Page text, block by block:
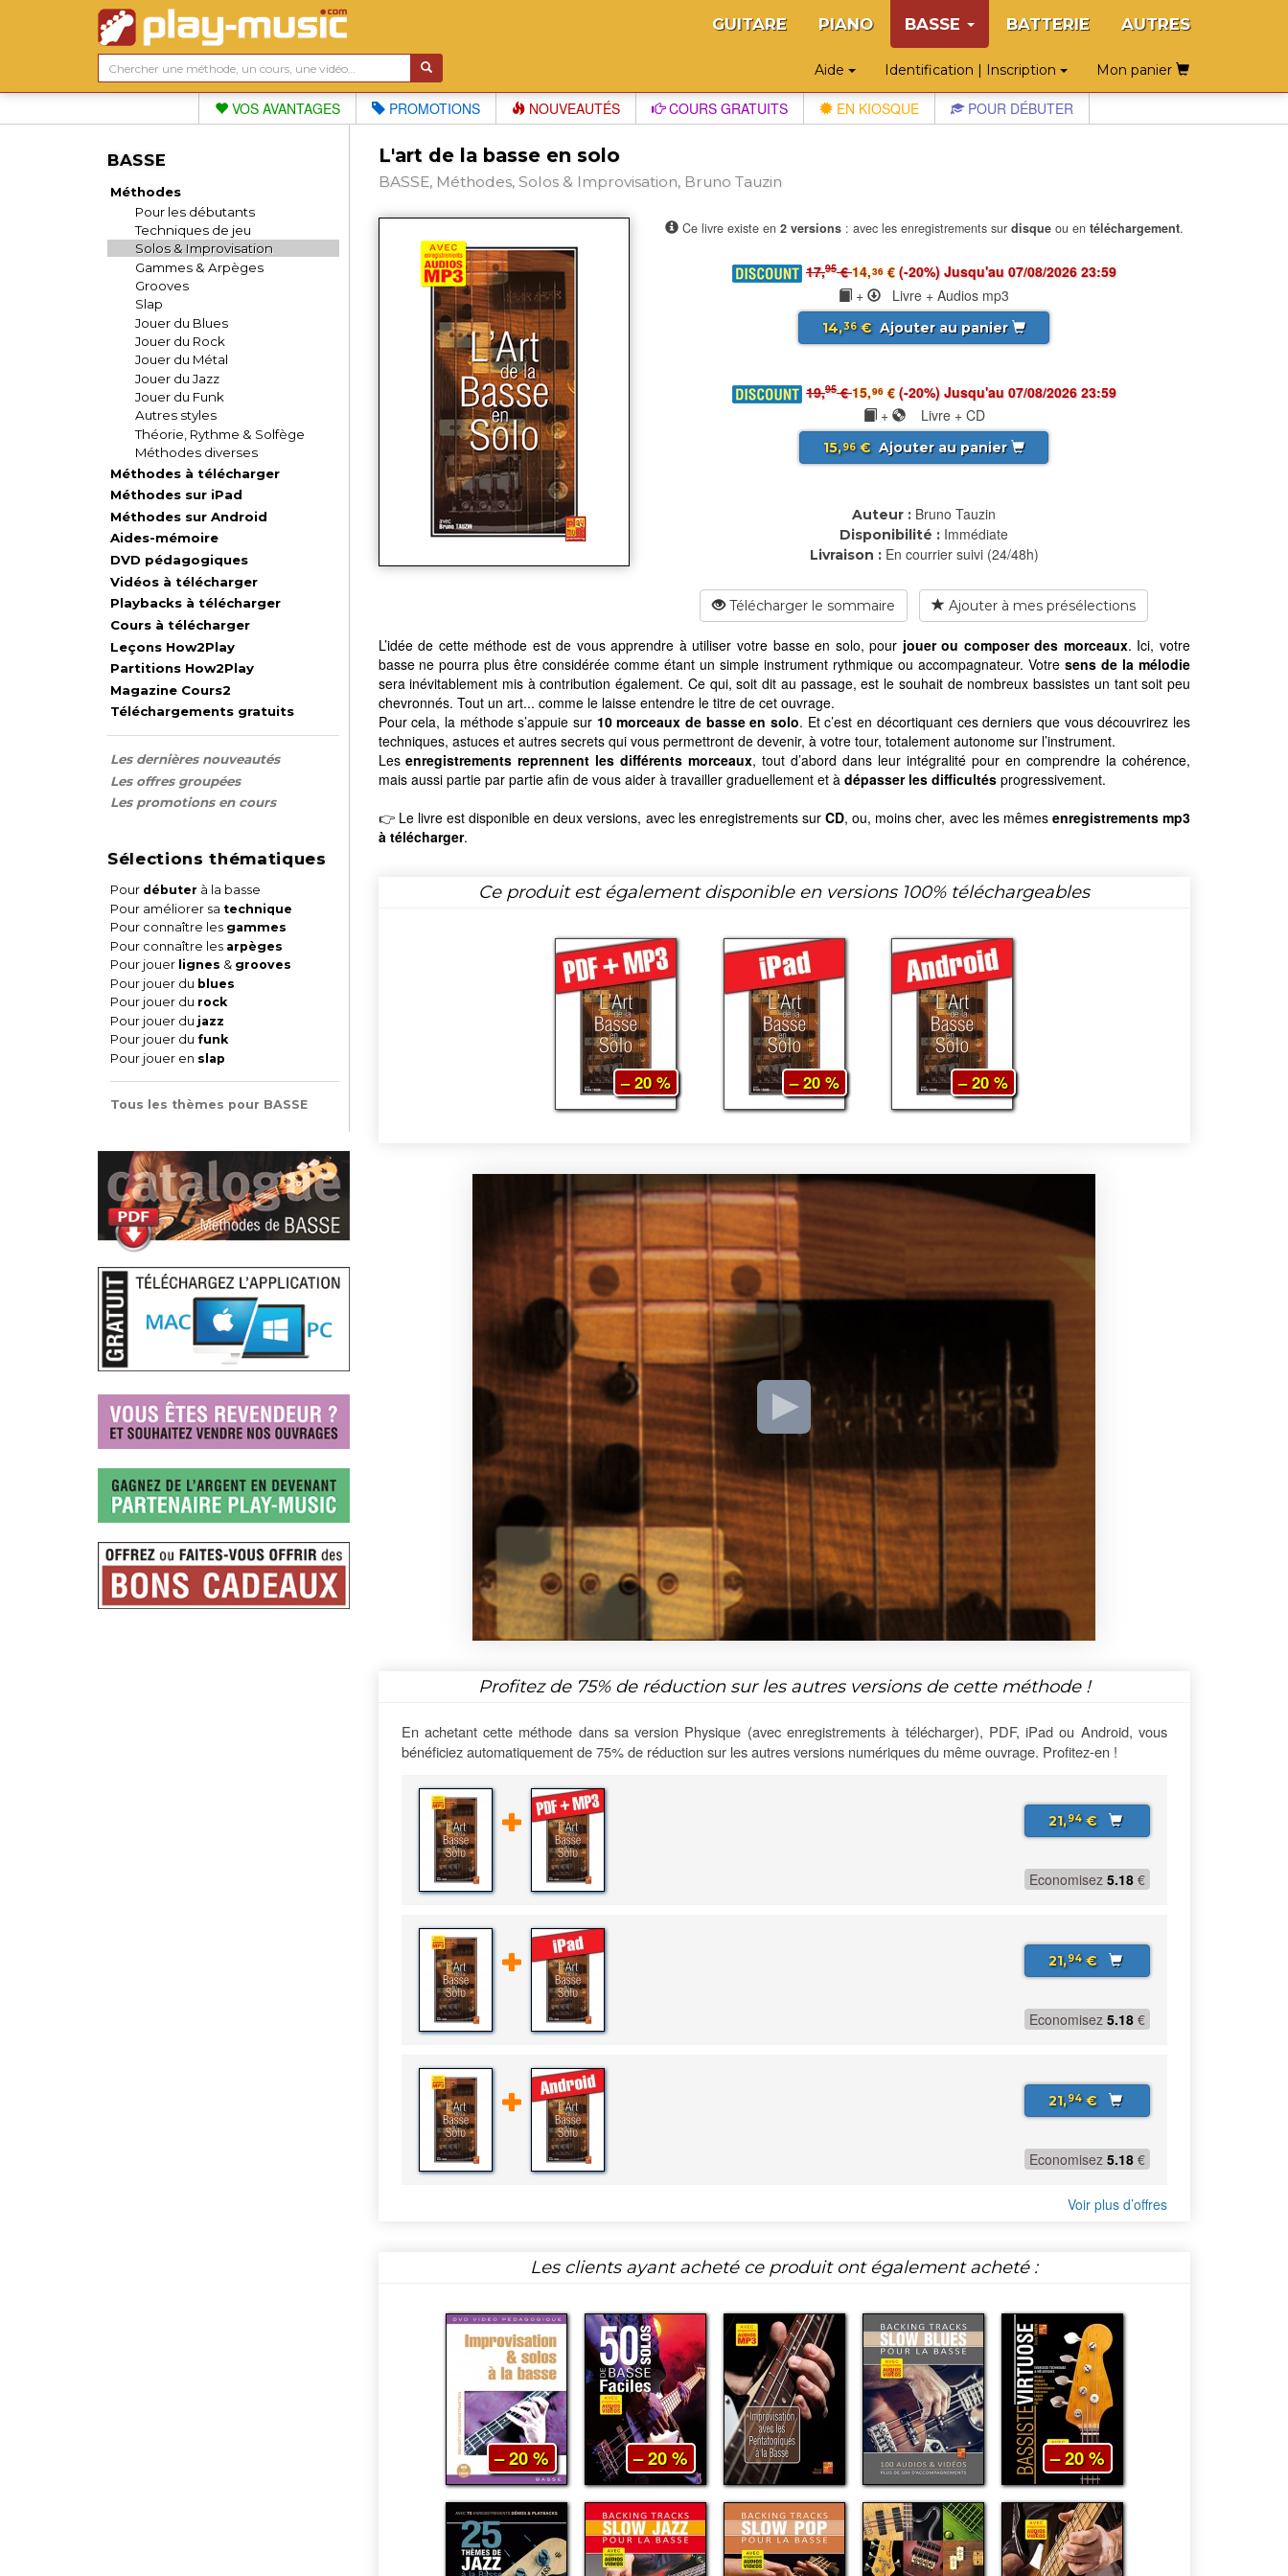
GUITARE PIANO BASSE BATTERIE AUTRES
Aide Identification | Inscription Mon panier
VOS AVANTAGES PROMOTIONS NOUVEAUTÉS COURS GRATUITS EN KIOSQUE POUR DÉBUTER
BASSE
Méthodes
Pour les débutants
Techniques de jeu
Solos & Improvisation
Gammes & Arpèges
Grooves
Slap
Jouer du Blues
Jouer du Rock
Jouer du Métal
Jouer du Jazz
Jouer du Funk
Autres styles
Théorie, Rythme & Solfège
Méthodes diverses
Méthodes à télécharger
Méthodes sur iPad
Méthodes sur Android
Aides-mémoire
DVD pédagogiques
Vidéos à télécharger
Playbacks à télécharger
Cours à télécharger
Leçons How2Play
Partitions How2Play
Magazine Cours2
Téléchargements gratuits
Les dernières nouveautés
Les offres groupées
Les promotions en cours
Sélections thématiques
Pour débuter à la basse
Pour améliorer sa technique
Pour connaître les gammes
Pour connaître les arpèges
Pour jouer lignes & grooves
Pour jouer du blues
Pour jouer du rock
Pour jouer du jazz
Pour jouer du funk
Pour jouer en slap
Tous les thèmes pour BASSE
L'art de la basse en solo
BASSE, Méthodes, Solos & Improvisation, Bruno Tauzin
Ce livre existe en 2 versions: avec les enregistrements sur disqueou en téléchargement.
17,95€14,36€(-20%) Jusqu'au 07/08/2026 23:59
+
Livre + Audios mp3
14,36€ Ajouter au panier
19,95€15,96€(-20%) Jusqu'au 07/08/2026 23:59
+
Livre + CD
15,96€ Ajouter au panier
Auteur : Bruno Tauzin
Disponibilité : Immédiate
Livraison : En courrier suivi (24/48h)
Télécharger le sommaire Ajouter à mes présélections
L’idée de cette méthode est de vous apprendre à utiliser votre basse en solo, pour jouer ou composer des morceaux. Ici, votre
basse ne pourra plus être considérée comme étant un simple instrument rythmique ou accompagnateur. Votresens de la mélodie
sera inévitablement mis à contribution également. Ce qui, soit dit au passage, est le souhait de nombreux bassistes un tant soit peu
chevronnés. Tout un art... comme le laisse entendre le titre de cet ouvrage.
Pour cela, la méthode s’appuie sur 10 morceaux de basse en solo. Et c’est en décortiquant ces derniers que vous découvrirez les
techniques, astuces et autres secrets qui vous permettront de devenir, à votre tour, totalement autonome sur l’instrument.
Lesenregistrements reprennent les différents morceaux, tout d’abord dans leur intégralité pour en comprendre la cohérence,
mais aussi partie par partie afin de vous aider à travailler graduellement et à dépasser les difficultésprogressivement.
👉 Le livre est disponible en deux versions, avec les enregistrements surCD, ou, moins cher, avec les mêmes enregistrements mp3
à télécharger.
Ce produit est également disponible en versions 100% téléchargeables
– 20 % – 20 % – 20 %
Profitez de 75%de réduction sur les autres versions de cette méthode !
En achetant cette méthode dans sa version Physique (avec enregistrements à télécharger), PDF, iPad ou Android, vous
bénéficiez automatiquement de 75% de réduction sur les autres versions numériques du même ouvrage. Profitez-en !
21,94€
Economisez 5.18 €
21,94€
Economisez 5.18 €
21,94€
Economisez 5.18 €
Voir plus d’offres
Les clients ayant acheté ce produit ont également acheté :
– 20 % – 20 % – 20 %